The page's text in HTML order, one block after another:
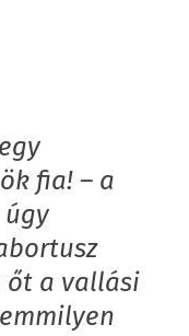
fia! – a
őt a vallási